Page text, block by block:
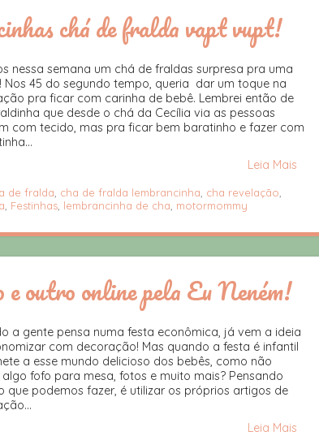
chá de fralda vapt vupt!
nessa semana um chá de fraldas surpresa pra uma
Nos 45 do segundo tempo, queria dar um toque na
pra ficar com carinha de bebê. Lembrei então de
que desde o chá da Cecília via as pessoas
com tecido, mas pra ficar bem baratinho e fazer com
Leia Mais
de fralda cha de fralda lembrancinha cha revelação
Festinhas lembrancinha de cha motormommy
e outro online pela Eu Neném!
a gente pensa numa festa econômica, já vem a ideia
com decoração! Mas quando a festa é infantil
a esse mundo delicioso dos bebês, como não
algo fofo para mesa, fotos e muito mais? Pensando
que podemos fazer, é utilizar os próprios artigos de
Leia Mais